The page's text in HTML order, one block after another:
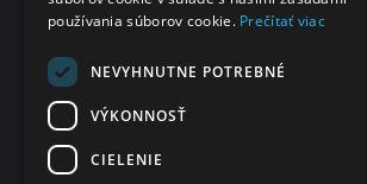
Slovensko
IČO
48 322 989
2120135028
používania súborov cookie. Prečítať viac
NEVYHNUTNE POTREBNÉ
VÝKONNOSŤ
CIELENIE